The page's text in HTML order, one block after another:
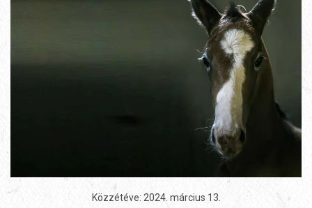
Közzétéve: 2024. március 13.